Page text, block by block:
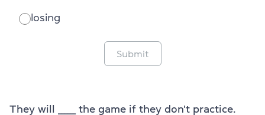
losing
Submit
They will ______ the game if they don't practice.